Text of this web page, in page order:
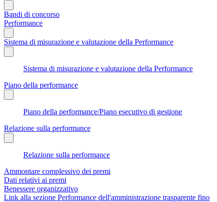
Bandi di concorso
Performance
Sistema di misurazione e valutazione della Performance
Sistema di misurazione e valutazione della Performance
Piano della performance
Piano della performance/Piano esecutivo di gestione
Relazione sulla performance
Relazione sulla performance
Ammontare complessivo dei premi
Dati relativi ai premi
Benessere organizzativo
Link alla sezione Performance dell'amministrazione trasparente fino